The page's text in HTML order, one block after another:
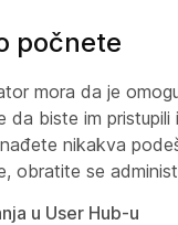
počnete
mora da je
da biste im pristupili
nikakva
obratite se
u User Hub-u